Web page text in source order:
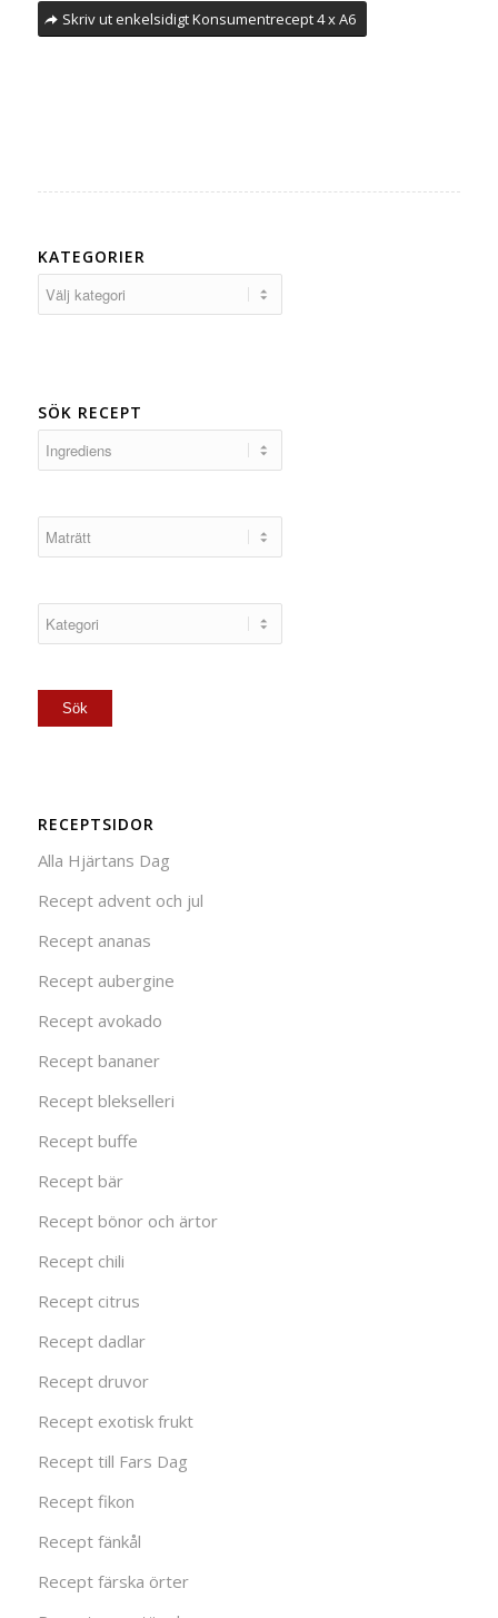
Skriv ut enkelsidigt Konsumentrecept 4 x A6
KATEGORIER
SÖK RECEPT
RECEPTSIDOR
Alla Hjärtans Dag
Recept advent och jul
Recept ananas
Recept aubergine
Recept avokado
Recept bananer
Recept blekselleri
Recept buffe
Recept bär
Recept bönor och ärtor
Recept chili
Recept citrus
Recept dadlar
Recept druvor
Recept exotisk frukt
Recept till Fars Dag
Recept fikon
Recept fänkål
Recept färska örter